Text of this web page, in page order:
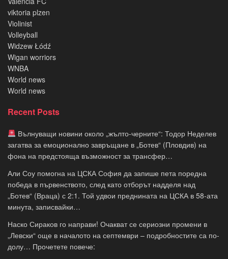
viktoria plzen
Violinist
Volleyball
Widzew Łódź
Wigan worriors
WNBA
World news
World news
Recent Posts
Вълнуващи новини около „жълто-черните“: Тодор Неделев
загатва за емоционално завръщане в „Ботев“ (Пловдив) на
фона на предстояща възможност за трансфер…
Али Соу помогна на ЦСКА София да запише пета поредна
победа в първенството, след като отборът надделя над
„Ботев“ (Враца) с 2:1. Той удвои преднината на ЦСКА в 58-ата
минута, записвайки…
Наско Сираков го направи! Очакват се сериозни промени в
„Левски“ още в началото на септември – подробностите са по-
долу… Прочетете повече: